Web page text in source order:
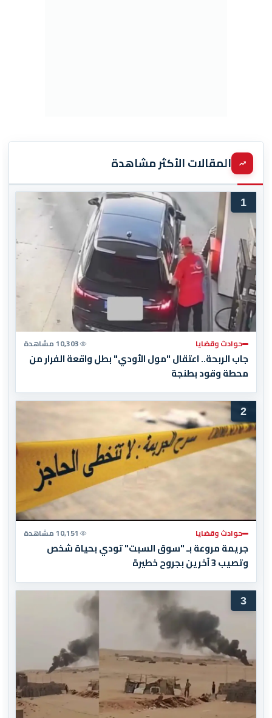
المقالات الأكثر مشاهدة
1
حوادث وقضايا 10,303 مشاهدة
جاب الربحة.. اعتقال "مول الأودي" بطل واقعة الفرار من
محطة وقود بطنجة
2
حوادث وقضايا 10,151 مشاهدة
جريمة مروعة بـ "سوق السبت" تودي بحياة شخص
وتصيب 3 آخرين بجروح خطيرة
3